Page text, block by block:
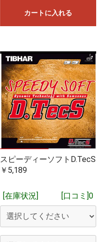
カートに入れる
スピーディーソフトD.TecS
￥5,189
[在庫状況] [口コミ]0